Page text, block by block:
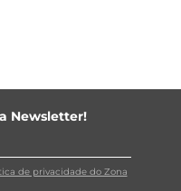
Newsletter!
de privacidade do Zona